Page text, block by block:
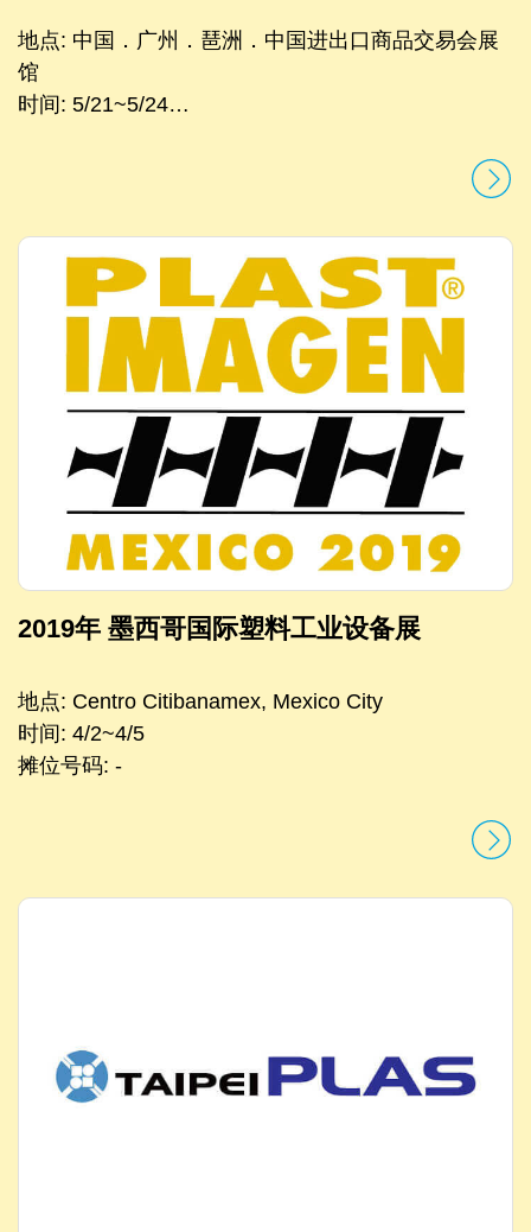
地点: 中国．广州．琶洲．中国进出口商品交易会展
馆
时间: 5/21~5/24
2019年 墨西哥国际塑料工业设备展
地点: Centro Citibanamex, Mexico City
时间: 4/2~4/5
摊位号码: -